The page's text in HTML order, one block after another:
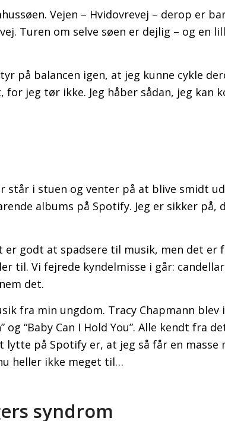
Vejen – Hvidovrevej – derop er
Turen om selve søen er dejlig – og en
på balancen igen, at jeg kunne cykle
jeg tør ikke. Jeg håber sådan, jeg kan
står i stuen og venter på at blive smidt
albums på Spotify. Jeg er sikker på,
er godt at spadsere til musik, men det er
til. Vi fejrede kyndelmisse i går:
det.
fra min ungdom. Tracy Chapmann
og “Baby Can I Hold You”. Alle kendt fra
på Spotify er, at jeg så får en masse
heller ikke meget til…
syndrom